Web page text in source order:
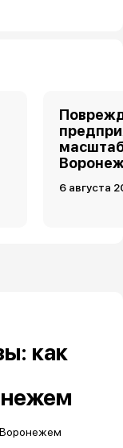
6 августа
как